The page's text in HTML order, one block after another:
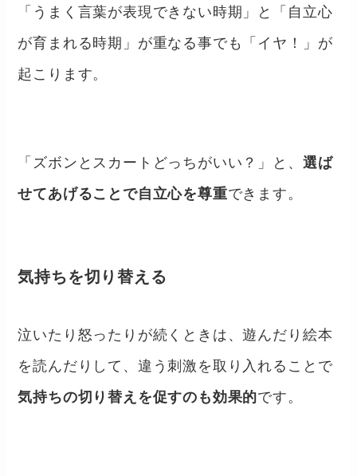
「うまく言葉が表現できない時期」と「自立心
が育まれる時期」が重なる事でも「イヤ！」が
起こります。
「ズボンとスカートどっちがいい？」と、 選ば
せてあげることで自立心を尊重できます。
気持ちを切り替える
泣いたり怒ったりが続くときは、遊んだり絵本
を読んだりして、違う刺激を取り入れることで
気持ちの切り替えを促すのも効果的です。